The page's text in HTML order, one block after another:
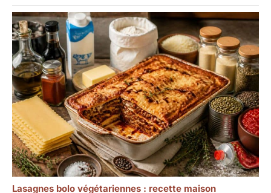
Lasagnes bolo végétariennes : recette maison